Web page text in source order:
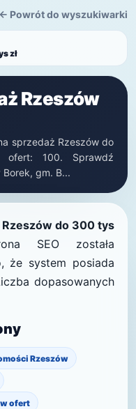
← Powrót do wyszukiwarki
zł
Rzeszów
sprzedaż Rzeszów do
100. Sprawdź
gm. B...
Rzeszów do 300 tys
SEO została
że system posiada
dopasowanych
Rzeszów
ofert